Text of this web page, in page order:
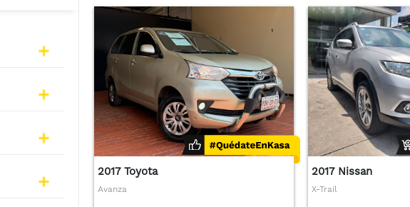
2017 Toyota
Avanza
2017 Nissan
X-Trail